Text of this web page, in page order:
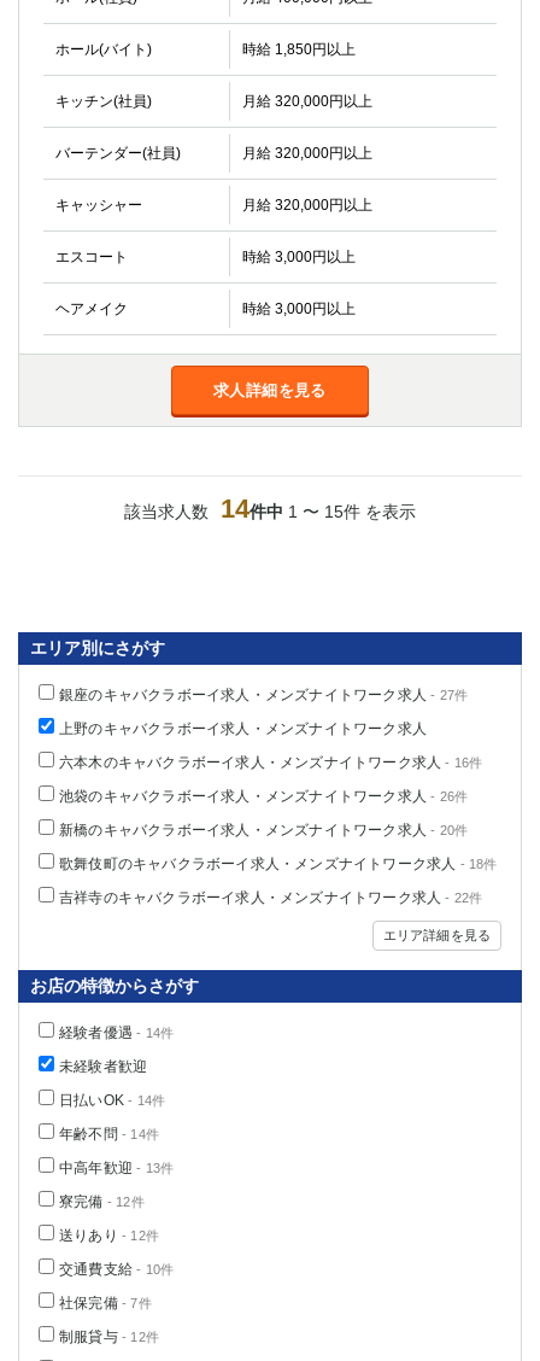
ホール(バイト) 時給 1,850円以上
キッチン(社員) 月給 320,000円以上
バーテンダー(社員) 月給 320,000円以上
キャッシャー 月給 320,000円以上
エスコート 時給 3,000円以上
ヘアメイク 時給 3,000円以上
求人詳細を見る
該当求人数 14件中 1 〜 15件 を表示
エリア別にさがす
銀座のキャバクラボーイ求人・メンズナイトワーク求人 - 27件
上野のキャバクラボーイ求人・メンズナイトワーク求人
六本木のキャバクラボーイ求人・メンズナイトワーク求人 - 16件
池袋のキャバクラボーイ求人・メンズナイトワーク求人 - 26件
新橋のキャバクラボーイ求人・メンズナイトワーク求人 - 20件
歌舞伎町のキャバクラボーイ求人・メンズナイトワーク求人 - 18件
吉祥寺のキャバクラボーイ求人・メンズナイトワーク求人 - 22件
エリア詳細を見る
お店の特徴からさがす
経験者優遇 - 14件
未経験者歓迎
日払いOK - 14件
年齢不問 - 14件
中高年歓迎 - 13件
寮完備 - 12件
送りあり - 12件
交通費支給 - 10件
社保完備- 7件
制服貸与- 12件